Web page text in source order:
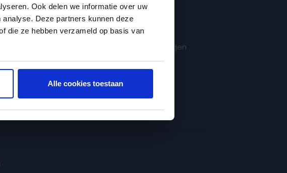
Ook delen we informatie over uw
Deze partners kunnen deze
die ze hebben verzameld op basis van
Alle cookies toestaan
nieuwe
Snel naar
Contact
Rondleiding aanvragen
Inschrijven